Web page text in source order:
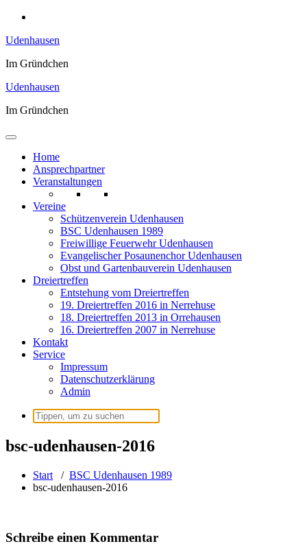
Zum
springen
Udenhausen
Im Gründchen
Udenhausen
Im Gründchen
Home
Ansprechpartner
Veranstaltungen
Vereine
Schützenverein Udenhausen
BSC Udenhausen 1989
Freiwillige Feuerwehr Udenhausen
Evangelischer Posaunenchor Udenhausen
Obst und Gartenbauverein Udenhausen
Dreiertreffen
Entstehung vom Dreiertreffen
19. Dreiertreffen 2016 in Nerrehuse
18. Dreiertreffen 2013 in Orrehausen
16. Dreiertreffen 2007 in Nerrehuse
Kontakt
Service
Impressum
Datenschutzerklärung
Admin
Suchen
nach:
bsc-udenhausen-2016
Start / BSC Udenhausen 1989
bsc-udenhausen-2016
Schreibe einen Kommentar